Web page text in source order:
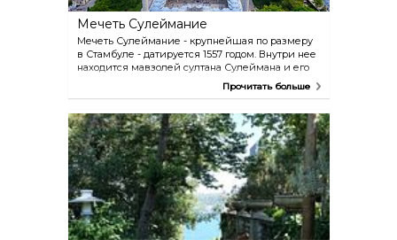
Мечеть Сулеймание
Мечеть Сулеймание - крупнейшая по размеру
в Стамбуле - датируется 1557 годом. Внутри нее
находится мавзолей султана Сулеймана и его
жены Роксоланы. Знаменитый османский
архитектор Синан, построивший множество
похоронен рядом с Сулеймание.
Прочитать больше